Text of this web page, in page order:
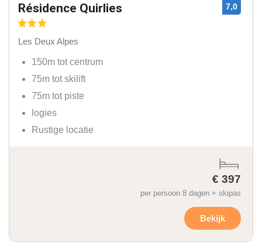
Résidence Quirlies
Les Deux Alpes
150m tot centrum
75m tot skilift
75m tot piste
logies
Rustige locatie
7,0
€ 397
per persoon 8 dagen + skipas
Bekijk